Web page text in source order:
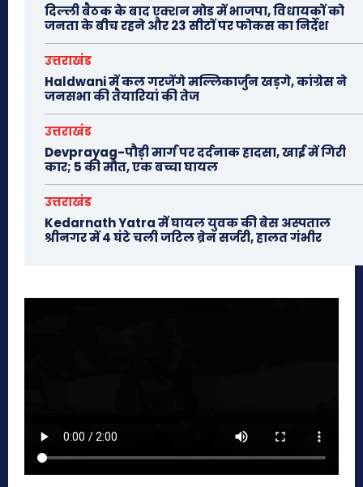
दिल्ली बैठक के बाद एक्शन मोड में भाजपा, विधायकों को
जनता के बीच रहने और 23 सीटों पर फोकस का निर्देश
उत्तराखंड
Haldwani में कल गरजेंगे मल्लिकार्जुन खड़गे, कांग्रेस ने
जनसभा की तैयारियां की तेज
उत्तराखंड
Devprayag-पौड़ी मार्ग पर दर्दनाक हादसा, खाई में गिरी
कार; 5 की मौत, एक बच्चा घायल
उत्तराखंड
Kedarnath Yatra में घायल युवक की बेस अस्पताल
श्रीनगर में 4 घंटे चली जटिल ब्रेन सर्जरी, हालत गंभीर